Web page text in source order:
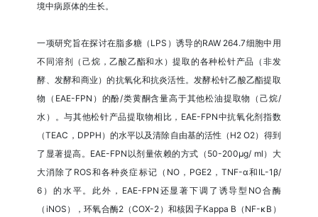
境中病原体的生长。
一项研究旨在探讨在脂多糖（LPS）诱导的RAW 264.7细胞中用
不同溶剂（己烷，乙酸乙酯和水）提取的各种松针产品（非发
酵、发酵和商业）的抗氧化和抗炎活性。发酵松针乙酸乙酯提取
物（EAE-FPN）的酚/类黄酮含量高于其他松油提取物（己烷/
水）。与其他松针产品提取物相比，EAE-FPN中抗氧化剂指数
（TEAC，DPPH）的水平以及清除自由基的活性（H2 O2）得到
了显著提高。EAE-FPN以剂量依赖的方式（50-200μg/ ml）大
大消除了ROS和各种炎症标记（NO，PGE2，TNF-α和IL-1β/
6）的水平。此外，EAE-FPN还显著下调了诱导型NO合酶
（iNOS），环氧合酶2（COX-2）和核因子Kappa B（NF-κB）